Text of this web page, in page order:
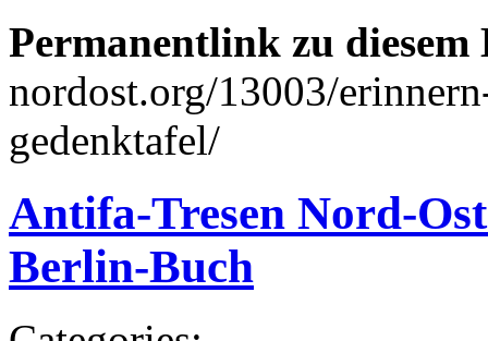
Permanentlink zu
nordost.org/13003/
gedenktafel/
Antifa-Tresen Nord-
Berlin-Buch